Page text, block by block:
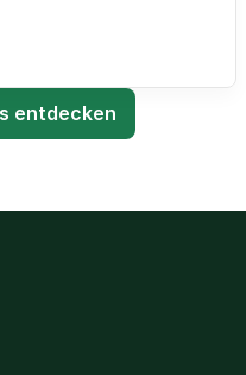
entdecken